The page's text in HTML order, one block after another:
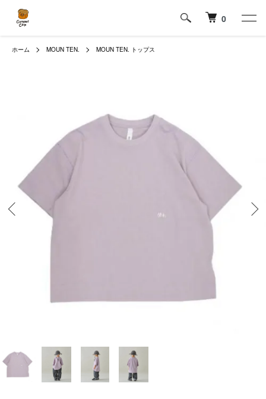
0
ホーム MOUN TEN. MOUN TEN. トップス